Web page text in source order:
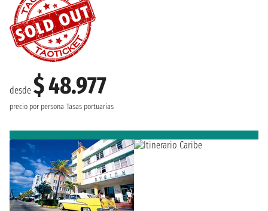
desde $ 48.977
precio por persona Tasas portuarias